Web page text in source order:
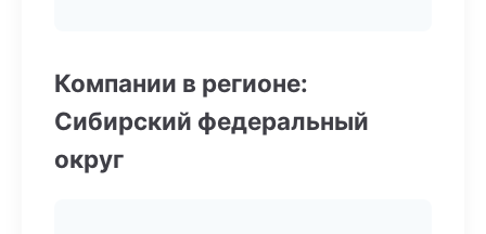
Компании в регионе:
Сибирский федеральный
округ